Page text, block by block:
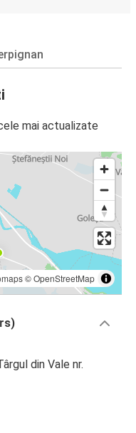
mai actualizate
©OpenStreetMap
din Vale nr.